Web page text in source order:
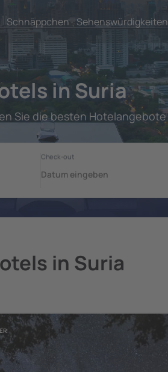
Schnäppchen Sehenswürdigkeiten
in Suria
Sie die besten Hotelangebote
in Suria